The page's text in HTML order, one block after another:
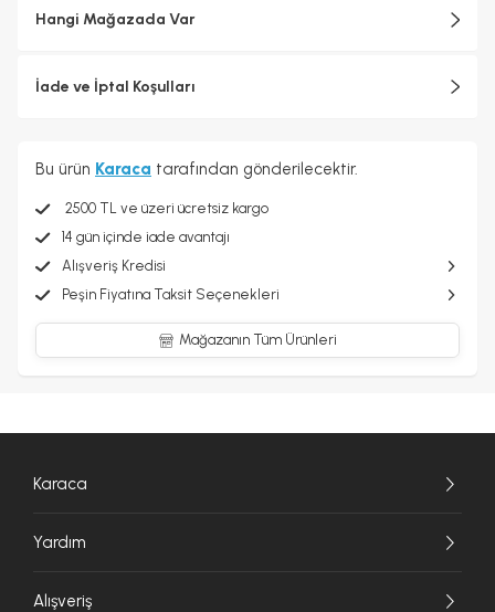
Hangi Mağazada Var
İade ve İptal Koşulları
Bu ürün Karaca tarafından gönderilecektir.
2500 TL ve üzeri ücretsiz kargo
14 gün içinde iade avantajı
Alışveriş Kredisi
Peşin Fiyatına Taksit Seçenekleri
Mağazanın Tüm Ürünleri
Karaca
Yardım
Alışveriş